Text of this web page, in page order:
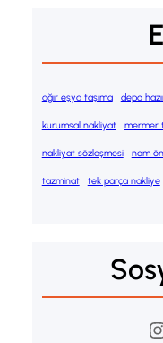
ağır eşya taşıma depo
kurumsal nakliyat mermer
nakliyat sözleşmesi nem
tazminat tek parça nakliye